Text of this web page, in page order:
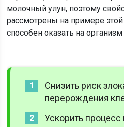
молочный улун, поэтому
рассмотрены на примере
способен оказать на
Снизить риск
перерождения
Ускорить процесс